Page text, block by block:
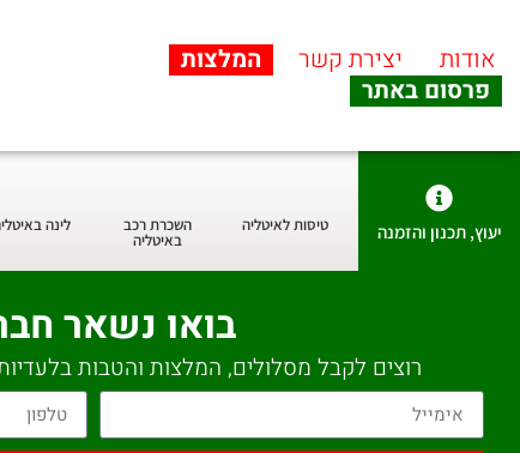
אודות יצירת קשר
המלצות
פרסום באתר
יעוץ, תכנון והזמנה טיסות לאיטליה השכרת רכב
באיטליה
לינה
בואו נשאר
רוצים לקבל מסלולים, המלצות והטבות